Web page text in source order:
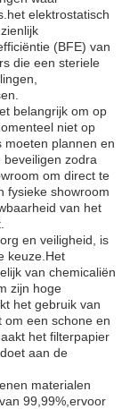
elektrostatisch
(BFE) van
die een steriele
belangrijk om op
niet op
moeten plannen en
zodra
om direct te
fysieke showroom
van het
en veiligheid, is
keuze.Het
van chemicaliën
zijn hoge
het gebruik van
om een schone en
het filterpapier
aan de
materialen
99,99%,ervoor